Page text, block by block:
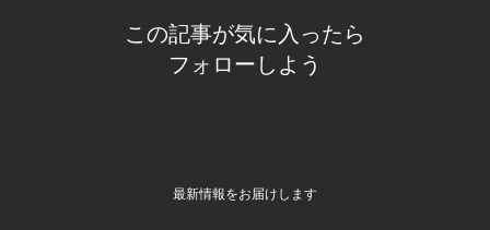
この記事が気に入ったら
フォローしよう
最新情報をお届けします